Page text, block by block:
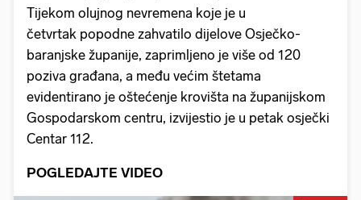
Tijekom olujnog nevremena koje je u
četvrtak popodne zahvatilo dijelove Osječko-
baranjske županije, zaprimljeno je više od 120
poziva građana, a među većim štetama
evidentirano je oštećenje krovišta na županijskom
Gospodarskom centru, izvijestio je u petak osječki
Centar 112.
POGLEDAJTE VIDEO